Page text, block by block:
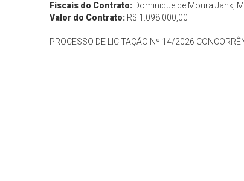
Fiscais do Contrato: Dominique de Moura Jank,
Valor do Contrato: R$ 1.098.000,00
PROCESSO DE LICITAÇÃO Nº 14/2026